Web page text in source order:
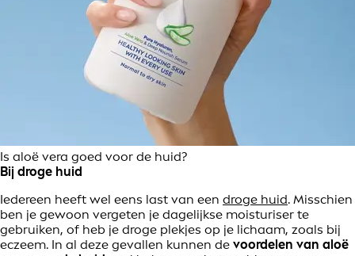
Is aloë vera goed voor de huid?
Bij droge huid
Iedereen heeft wel eens last van een droge huid. Misschien
ben je gewoon vergeten je dagelijkse moisturiser te
gebruiken, of heb je droge plekjes op je lichaam, zoals bij
eczeem. In al deze gevallen kunnen de voordelen van aloë